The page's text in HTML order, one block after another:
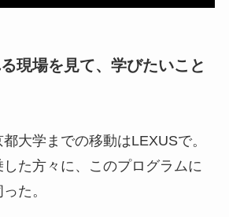
現場を見て、学びたいこと
大学までの移動はLEXUSで。
た方々に、このプログラムに
た。